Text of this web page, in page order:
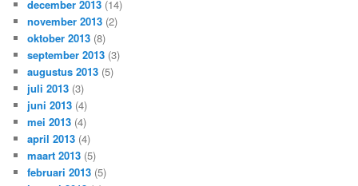
december 2013 (14)
november 2013 (2)
oktober 2013 (8)
september 2013 (3)
augustus 2013 (5)
juli 2013 (3)
juni 2013 (4)
mei 2013 (4)
april 2013 (4)
maart 2013 (5)
februari 2013 (5)